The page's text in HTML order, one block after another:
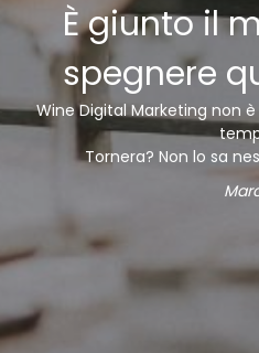
È giunto il
spegnere
Wine Digital Marketing non
Tornera? Non lo sa